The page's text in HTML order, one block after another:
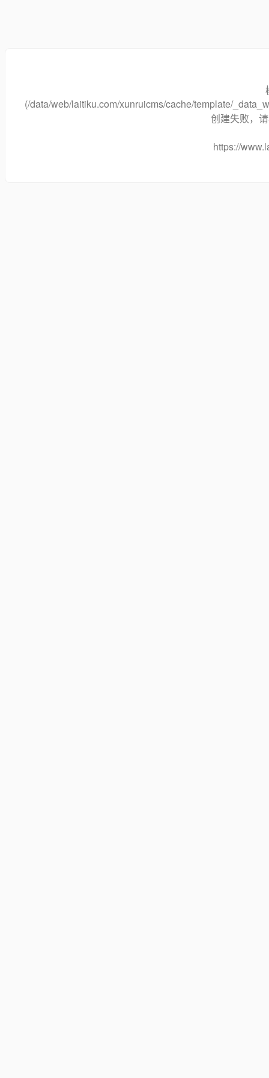
(/data/web/laitiku.com/xunruicms/cache/template/
创建失败，
https://